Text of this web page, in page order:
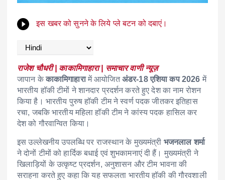
इस खबर को सुनने के लिये प्ले बटन को दबाएं।
राजेश चौधरी | काकामिगाहारा | समाचार वाणी न्यूज़
जापान केकाकामिगाहारामें आयोजितअंडर-18 एशिया कप 2026 में
भारतीय हॉकी टीमों ने शानदार प्रदर्शन करते हुए देश का नाम रोशन
किया है। भारतीय पुरुष हॉकी टीम ने स्वर्ण पदक जीतकर इतिहास
रचा, जबकि भारतीय महिला हॉकी टीम ने कांस्य पदक हासिल कर
देश को गौरवान्वित किया।
इस उल्लेखनीय उपलब्धि पर राजस्थान के मुख्यमंत्री भजनलाल शर्मा
ने दोनों टीमों को हार्दिक बधाई एवं शुभकामनाएं दी हैं। मुख्यमंत्री ने
खिलाड़ियों के उत्कृष्ट प्रदर्शन, अनुशासन और टीम भावना की
सराहना करते हुए कहा कि यह सफलता भारतीय हॉकी की गौरवशाली